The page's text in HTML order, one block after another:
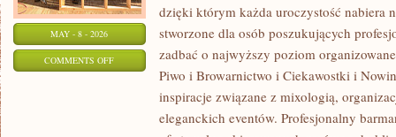
MAY - 8 - 2026
COMMENTS OFFON
CIEKAWOSTKI
dzięki którym każda uroczystość nabiera
stworzone dla osób poszukujących
zadbać o najwyższy poziom
Piwo i Browarnictwo i Ciekawostki i
inspiracje związane z mixologią,
eleganckich eventów. Profesjonalny